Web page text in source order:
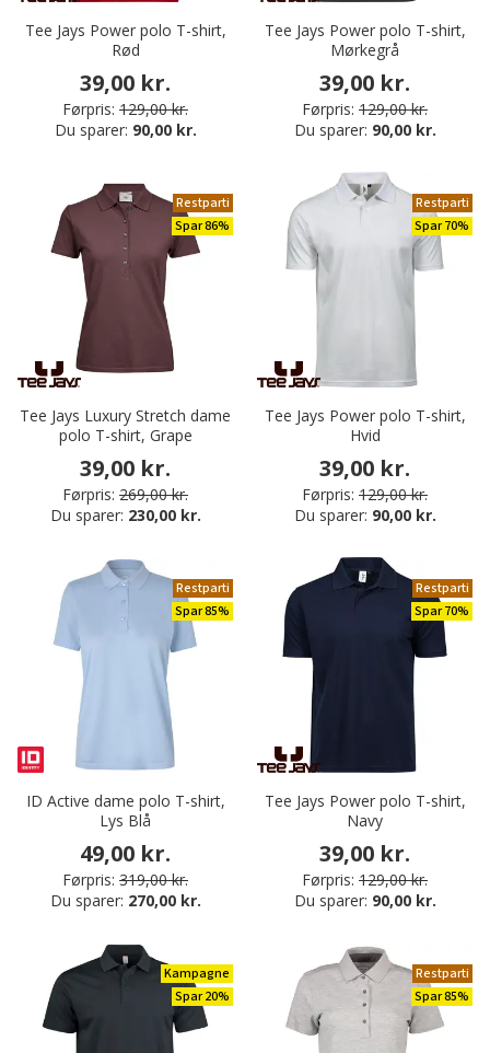
Tee Jays Power polo T-shirt,
Rød
39,00 kr.
Førpris: 129,00 kr.
Du sparer: 90,00 kr.
Tee Jays Power polo T-shirt,
Mørkegrå
39,00 kr.
Førpris: 129,00 kr.
Du sparer: 90,00 kr.
Restparti
Spar 86%
Tee Jays Luxury Stretch dame
polo T-shirt, Grape
39,00 kr.
Førpris: 269,00 kr.
Du sparer: 230,00 kr.
Restparti
Spar 70%
Tee Jays Power polo T-shirt,
Hvid
39,00 kr.
Førpris: 129,00 kr.
Du sparer: 90,00 kr.
Restparti
Spar 85%
ID Active dame polo T-shirt,
Lys Blå
49,00 kr.
Førpris: 319,00 kr.
Du sparer: 270,00 kr.
Restparti
Spar 70%
Tee Jays Power polo T-shirt,
Navy
39,00 kr.
Førpris: 129,00 kr.
Du sparer: 90,00 kr.
Kampagne
Spar 20%
Restparti
Spar 85%